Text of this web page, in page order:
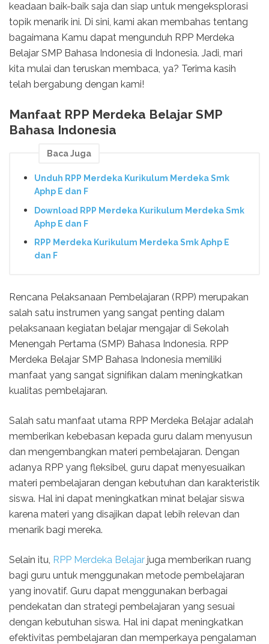
keadaan baik-baik saja dan siap untuk mengeksplorasi
topik menarik ini. Di sini, kami akan membahas tentang
bagaimana Kamu dapat mengunduh RPP Merdeka
Belajar SMP Bahasa Indonesia di Indonesia. Jadi, mari
kita mulai dan teruskan membaca, ya? Terima kasih
telah bergabung dengan kami!
Manfaat RPP Merdeka Belajar SMP
Bahasa Indonesia
Baca Juga
Unduh RPP Merdeka Kurikulum Merdeka Smk
Aphp E dan F
Download RPP Merdeka Kurikulum Merdeka Smk
Aphp E dan F
RPP Merdeka Kurikulum Merdeka Smk Aphp E
dan F
Rencana Pelaksanaan Pembelajaran (RPP) merupakan
salah satu instrumen yang sangat penting dalam
pelaksanaan kegiatan belajar mengajar di Sekolah
Menengah Pertama (SMP) Bahasa Indonesia. RPP
Merdeka Belajar SMP Bahasa Indonesia memiliki
manfaat yang sangat signifikan dalam meningkatkan
kualitas pembelajaran.
Salah satu manfaat utama RPP Merdeka Belajar adalah
memberikan kebebasan kepada guru dalam menyusun
dan mengembangkan materi pembelajaran. Dengan
adanya RPP yang fleksibel, guru dapat menyesuaikan
materi pembelajaran dengan kebutuhan dan karakteristik
siswa. Hal ini dapat meningkatkan minat belajar siswa
karena materi yang disajikan dapat lebih relevan dan
menarik bagi mereka.
Selain itu, RPP Merdeka Belajar juga memberikan ruang
bagi guru untuk menggunakan metode pembelajaran
yang inovatif. Guru dapat menggunakan berbagai
pendekatan dan strategi pembelajaran yang sesuai
dengan kebutuhan siswa. Hal ini dapat meningkatkan
efektivitas pembelajaran dan memperkaya pengalaman